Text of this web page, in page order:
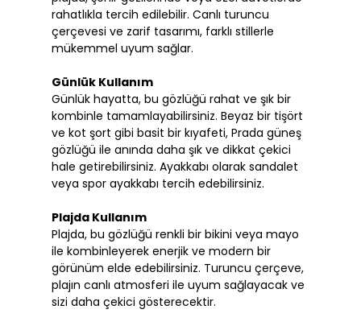
rahatlıkla tercih edilebilir. Canlı turuncu
çerçevesi ve zarif tasarımı, farklı stillerle
mükemmel uyum sağlar.
Günlük Kullanım
Günlük hayatta, bu gözlüğü rahat ve şık bir
kombinle tamamlayabilirsiniz. Beyaz bir tişört
ve kot şort gibi basit bir kıyafeti, Prada güneş
gözlüğü ile anında daha şık ve dikkat çekici
hale getirebilirsiniz. Ayakkabı olarak sandalet
veya spor ayakkabı tercih edebilirsiniz.
Plajda Kullanım
Plajda, bu gözlüğü renkli bir bikini veya mayo
ile kombinleyerek enerjik ve modern bir
görünüm elde edebilirsiniz. Turuncu çerçeve,
plajın canlı atmosferi ile uyum sağlayacak ve
sizi daha çekici gösterecektir.